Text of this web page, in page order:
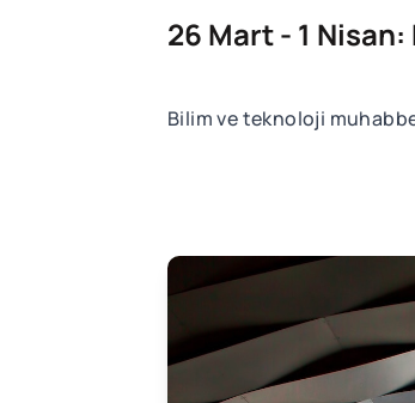
26 Mart - 1
Bilim ve teknoloji